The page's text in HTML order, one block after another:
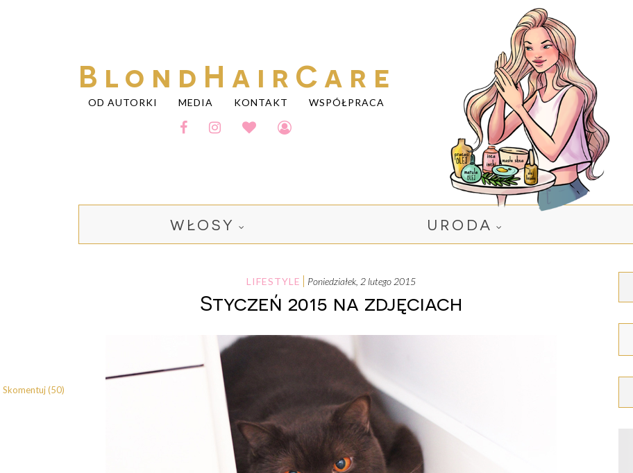
BlondHairCare
OD AUTORKI MEDIA KONTAKT WSPÓŁPRACA
WŁOSY URODA
LIFESTYLE poniedziałek, 2 lutego 2015
Styczeń 2015 na zdjęciach
Skomentuj (50)